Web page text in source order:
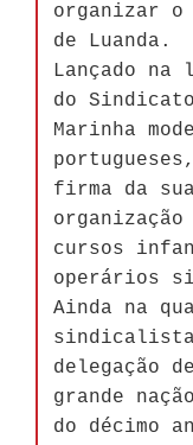
organizar o
de Luanda.
Lançado
do
Marinha
firma da
cursos
operários
Ainda na
delegação
grande
do décimo